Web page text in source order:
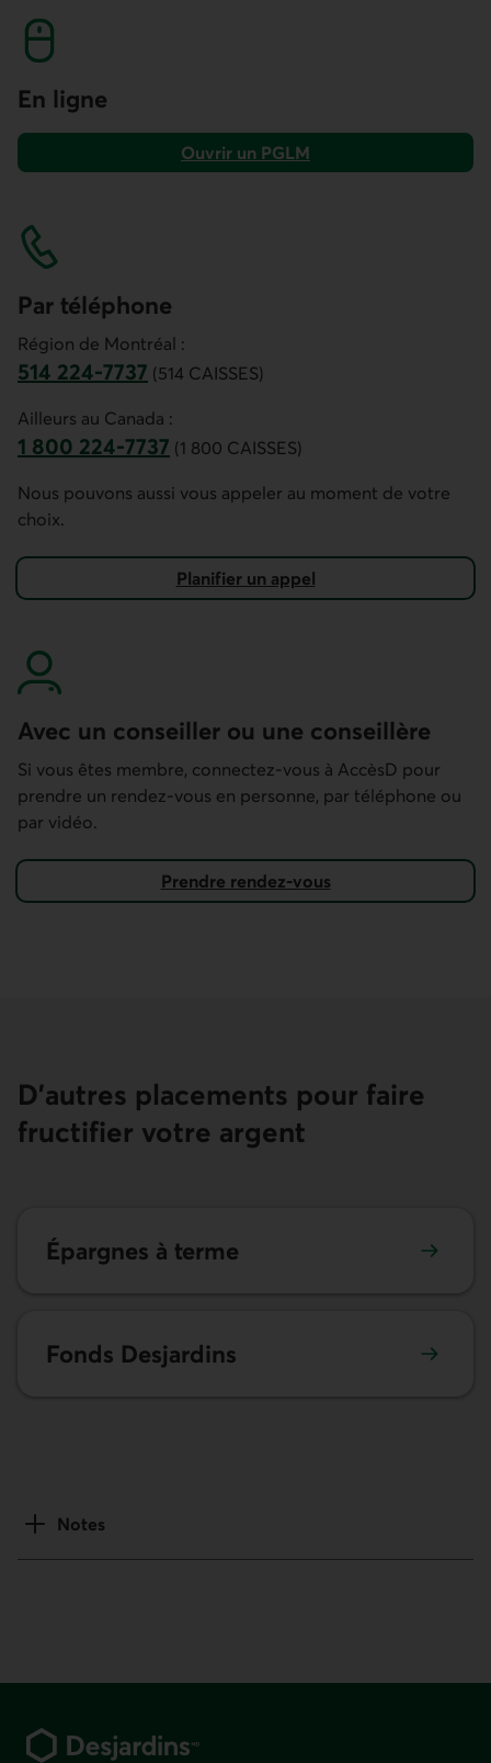
En ligne
Ouvrir un PGLM
dans AccèsD.
Par téléphone
Région de Montréal :
514 224-7737 (514 CAISSES)
Ailleurs au Canada :
1 800 224-7737 (1 800 CAISSES)
Nous pouvons aussi vous appeler au moment de votre
choix.
Planifier un appel
pour ouvrir un placement garanti lié aux marchés.
Avec un conseiller ou une conseillère
Si vous êtes membre, connectez-vous à AccèsD pour
prendre un rendez-vous en personne, par téléphone ou
par vidéo.
Prendre rendez-vous
Dans AccèsD.
D’autres placements pour faire
fructifier votre argent
Épargnes à terme
En savoir plus sur les épargnes à terme.
Fonds Desjardins
Notes